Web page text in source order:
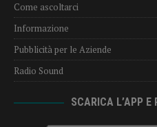
Come ascoltarci
Informazione
Pubblicità per le Aziende
Radio Sound
SCARICA L’APP E